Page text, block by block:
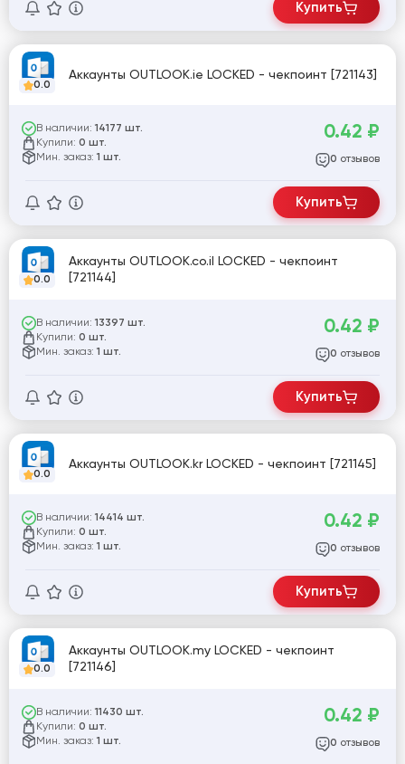
Купить
0.0
Аккаунты OUTLOOK.ie LOCKED - чекпоинт [721143]
В наличии: 14177 шт.
Купили: 0 шт.
Мин. заказ: 1 шт.
0.42 ₽
0 отзывов
Купить
0.0
Аккаунты OUTLOOK.co.il LOCKED - чекпоинт
[721144]
В наличии: 13397 шт.
Купили: 0 шт.
Мин. заказ: 1 шт.
0.42 ₽
0 отзывов
Купить
0.0
Аккаунты OUTLOOK.kr LOCKED - чекпоинт [721145]
В наличии: 14414 шт.
Купили: 0 шт.
Мин. заказ: 1 шт.
0.42 ₽
0 отзывов
Купить
0.0
Аккаунты OUTLOOK.my LOCKED - чекпоинт
[721146]
В наличии: 11430 шт.
Купили: 0 шт.
Мин. заказ: 1 шт.
0.42 ₽
0 отзывов